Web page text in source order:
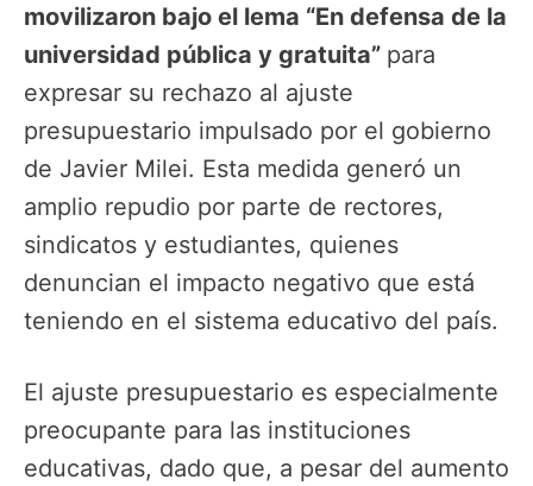
movilizaron bajo el lema “En defensa de la
universidad pública y gratuita” para
expresar su rechazo al ajuste
presupuestario impulsado por el gobierno
de Javier Milei. Esta medida generó un
amplio repudio por parte de rectores,
sindicatos y estudiantes, quienes
denuncian el impacto negativo que está
teniendo en el sistema educativo del país.
El ajuste presupuestario es especialmente
preocupante para las instituciones
educativas, dado que, a pesar del aumento